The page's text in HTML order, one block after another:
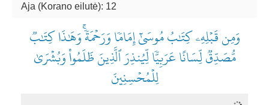
Aja (Korano eilutė): 12
وَمِن قَبۡلِهِۦ كِتَٰبُ مُوسَىٰٓ إِمَامٗا وَرَحۡمَةٗۚ وَهَٰذَا كِتَٰبٞ
مُّصَدِّقٞ لِّسَانًا عَرَبِيّٗا لِّيُنذِرَ ٱلَّذِينَ ظَلَمُواْ وَبُشۡرَىٰ
لِلۡمُحۡسِنِينَ